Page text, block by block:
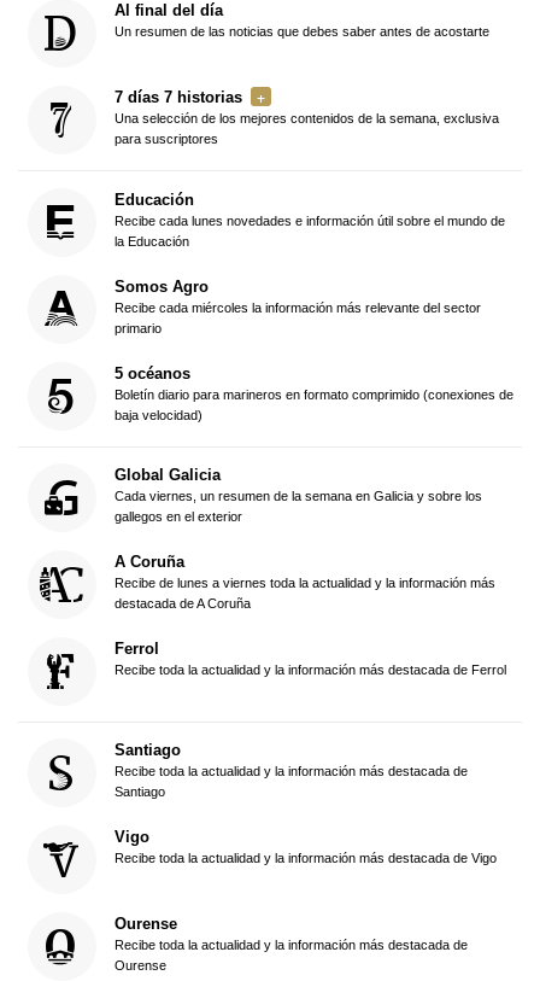
Al final del día
Un resumen de las noticias que debes saber antes de acostarte
7 días 7 historias
Una selección de los mejores contenidos de la semana, exclusiva
para suscriptores
Educación
Recibe cada lunes novedades e información útil sobre el mundo de
la Educación
Somos Agro
Recibe cada miércoles la información más relevante del sector
primario
5 océanos
Boletín diario para marineros en formato comprimido (conexiones de
baja velocidad)
Global Galicia
Cada viernes, un resumen de la semana en Galicia y sobre los
gallegos en el exterior
A Coruña
Recibe de lunes a viernes toda la actualidad y la información más
destacada de A Coruña
Ferrol
Recibe toda la actualidad y la información más destacada de Ferrol
Santiago
Recibe toda la actualidad y la información más destacada de
Santiago
Vigo
Recibe toda la actualidad y la información más destacada de Vigo
Ourense
Recibe toda la actualidad y la información más destacada de
Ourense